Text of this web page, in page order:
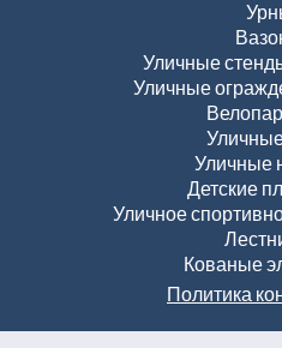
Уличные
Уличные
Уличные
Детские
Уличное
Кованые
Политика